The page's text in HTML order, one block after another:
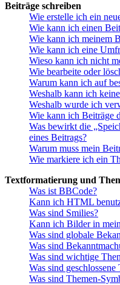
Beiträge schreiben
Wie erstelle ich ein
Wie kann ich einen
Wie kann ich meinem
Wie kann ich eine
Wieso kann ich nicht
Wie bearbeite oder
Warum kann ich auf
Weshalb kann ich
Weshalb wurde ich
Wie kann ich Beiträge
Was bewirkt die
eines Beitrags?
Warum muss mein
Wie markiere ich ein
Textformatierung und
Was ist BBCode?
Kann ich HTML
Was sind Smilies?
Kann ich Bilder in
Was sind globale
Was sind
Was sind wichtige
Was sind geschlossene
Was sind Themen-